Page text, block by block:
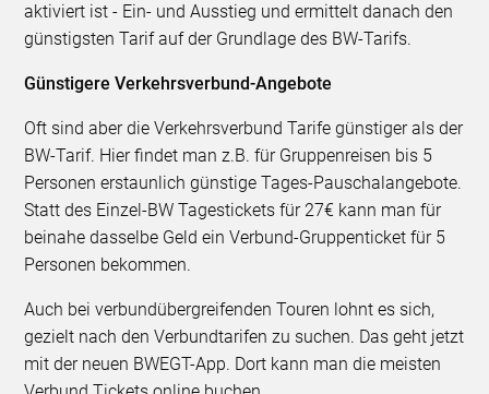
aktiviert ist - Ein- und Ausstieg und ermittelt danach den
günstigsten Tarif auf der Grundlage des BW-Tarifs.
Günstigere Verkehrsverbund-Angebote
Oft sind aber die Verkehrsverbund Tarife günstiger als der
BW-Tarif. Hier findet man z.B. für Gruppenreisen bis 5
Personen erstaunlich günstige Tages-Pauschalangebote.
Statt des Einzel-BW Tagestickets für 27€ kann man für
beinahe dasselbe Geld ein Verbund-Gruppenticket für 5
Personen bekommen.
Auch bei verbundübergreifenden Touren lohnt es sich,
gezielt nach den Verbundtarifen zu suchen. Das geht jetzt
mit der neuen BWEGT-App. Dort kann man die meisten